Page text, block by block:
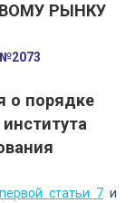
РЫНКУ
№2073
о порядке
статьи 7 и